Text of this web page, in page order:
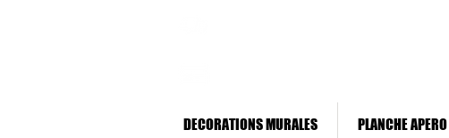
DECORATIONS MURALES PLANCHE APERO